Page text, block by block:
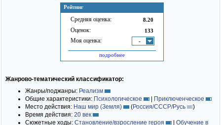
Рейтинг
Средняя оценка: 8.20
Оценок: 133
Моя оценка: -
подробнее
Жанрово-тематический классификатор:
Жанры/поджанры: Реализм
Общие характеристики: Психологическое | Приключенческое
Место действия: Наш мир (Земля) (Россия/СССР/Русь
)
Время действия: 20 век
Сюжетные ходы: Становление/взросление героя | Обучение в